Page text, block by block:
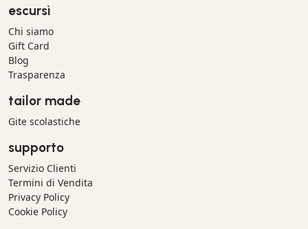
escursì
Chi siamo
Gift Card
Blog
Trasparenza
tailor made
Gite scolastiche
supporto
Servizio Clienti
Termini di Vendita
Privacy Policy
Cookie Policy